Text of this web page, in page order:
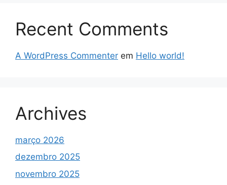
Recent Comments
A WordPress Commenter em Hello world!
Archives
março 2026
dezembro 2025
novembro 2025